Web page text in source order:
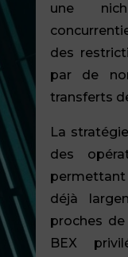
une
des
par de
transferts
La
des
permettant
déjà
proches
BEX